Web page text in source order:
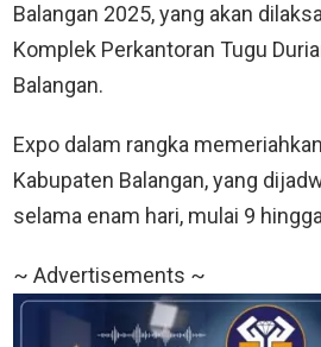
Balangan 2025, yang akan
Komplek Perkantoran Tugu
Balangan.
Expo dalam rangka
Kabupaten Balangan, yang
selama enam hari, mulai 9
~ Advertisements ~